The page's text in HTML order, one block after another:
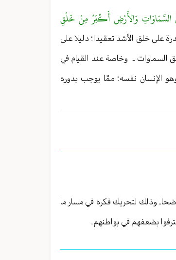
السَّمَاوَاتِ وَالأَرْضِ أَكْبَرُ مِنْ خَلْقِ
على خلق الأشد تعقيدا ؛ دليلا على
السماوات ـ وخاصة عند القيام في
الإنسان نفسه ؛ ممّا يوجب بدوره
ـ وذلك لتحريك فكره في مسار ما
بضعفهم في بواطنهم .